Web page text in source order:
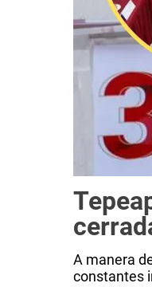
A manera
constantes